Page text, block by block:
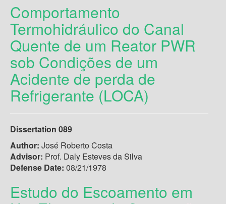
Comportamento
Termohidráulico do Canal
Quente de um Reator PWR
sob Condições de um
Acidente de perda de
Refrigerante (LOCA)
Dissertation 089
Author: José Roberto Costa
Advisor: Prof. Daly Esteves da Silva
Defense Date: 08/21/1978
Estudo do Escoamento em